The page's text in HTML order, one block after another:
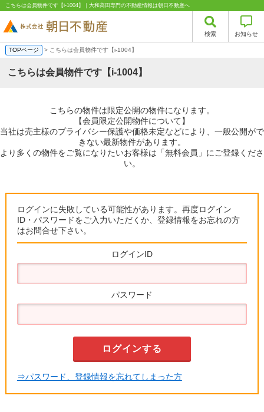
こちらは会員物件です【i-1004】｜大和高田専門の不動産情報は朝日不動産へ
検索 お知らせ
TOPページ > こちらは会員物件です【i-1004】
こちらは会員物件です【i-1004】
こちらの物件は限定公開の物件になります。
【会員限定公開物件について】
当社は売主様のプライバシー保護や価格未定などにより、一般公開がで
きない最新物件があります。
より多くの物件をご覧になりたいお客様は「無料会員」にご登録くださ
い。
ログインに失敗している可能性があります。再度ログイン
ID・パスワードをご入力いただくか、登録情報をお忘れの方
はお問合せ下さい。
ログインID
パスワード
⇒パスワード、登録情報を忘れてしまった方